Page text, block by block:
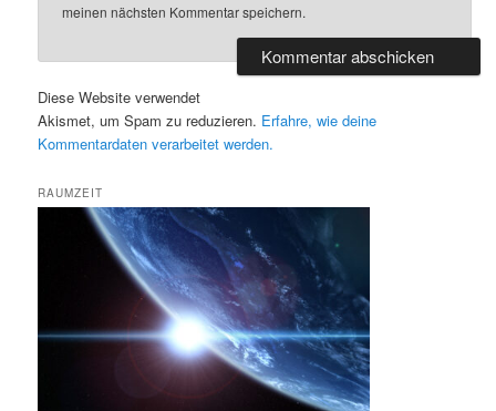
meinen nächsten Kommentar speichern.
Diese Website verwendet
Akismet, um Spam zu reduzieren. Erfahre, wie deine
Kommentardaten verarbeitet werden.
RAUMZEIT